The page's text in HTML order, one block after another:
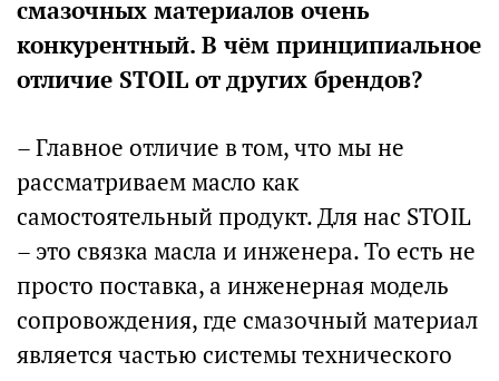
смазочных материалов очень
конкурентный. В чём принципиальное
отличие STOIL от других брендов?
– Главное отличие в том, что мы не
рассматриваем масло как
самостоятельный продукт. Для нас STOIL
– это связка масла и инженера. То есть не
просто поставка, а инженерная модель
сопровождения, где смазочный материал
является частью системы технического